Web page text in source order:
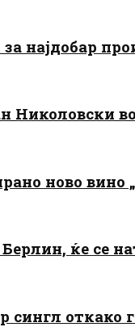
за најдобар
Николовски
ново
ќе се
сингл откако